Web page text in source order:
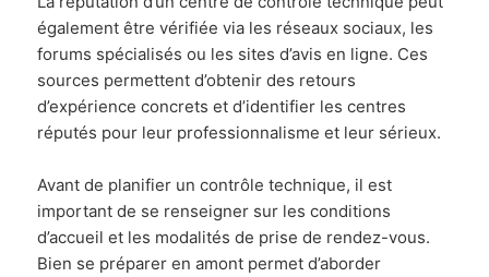
également être vérifiée via les réseaux sociaux, les
forums spécialisés ou les sites d’avis en ligne. Ces
sources permettent d’obtenir des retours
d’expérience concrets et d’identifier les centres
réputés pour leur professionnalisme et leur sérieux.
Avant de planifier un contrôle technique, il est
important de se renseigner sur les conditions
d’accueil et les modalités de prise de rendez-vous.
Bien se préparer en amont permet d’aborder